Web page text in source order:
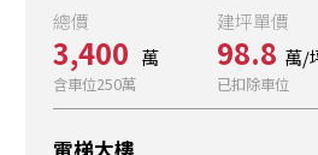
總價
3,400 萬
含車位250萬
建坪單價
98.8 萬/
已扣除車位